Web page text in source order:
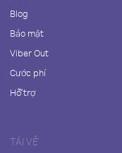
Blog
Bảo mật
Viber Out
Cước phí
Hỗ trợ
TẢI VỀ